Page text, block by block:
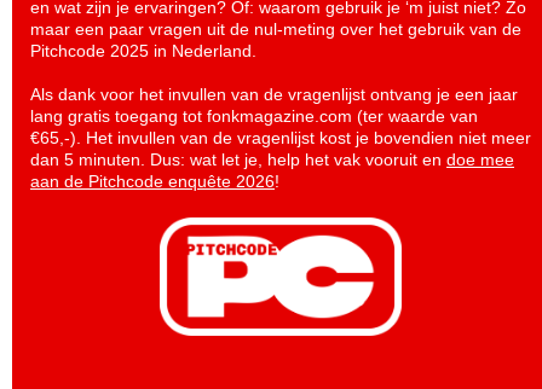
en wat zijn je ervaringen? Of: waarom gebruik je ‘m juist niet? Zo
maar een paar vragen uit de nul-meting over het gebruik van de
Pitchcode 2025 in Nederland.
Als dank voor het invullen van de vragenlijst ontvang je een jaar
lang gratis toegang tot fonkmagazine.com (ter waarde van
€65,-). Het invullen van de vragenlijst kost je bovendien niet meer
dan 5 minuten. Dus: wat let je, help het vak vooruit en doe mee
aan de Pitchcode enquête 2026!